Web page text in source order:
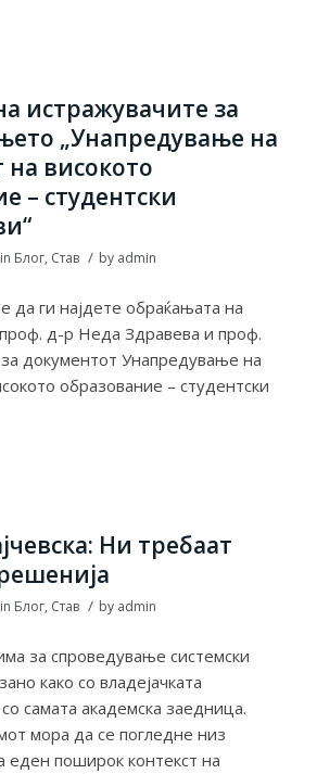
истражувачите за
„Унапредување на
на високото
– студентски
in Блог, Став / by admin
да ги најдете обраќањата на
д-р Неда Здравева и проф.
документот Унапредување на
образование – студентски
Ни требаат
in Блог, Став / by admin
за спроведување системски
како со владејачката
самата академска заедница.
мора да се погледне низ
еден поширок контекст на